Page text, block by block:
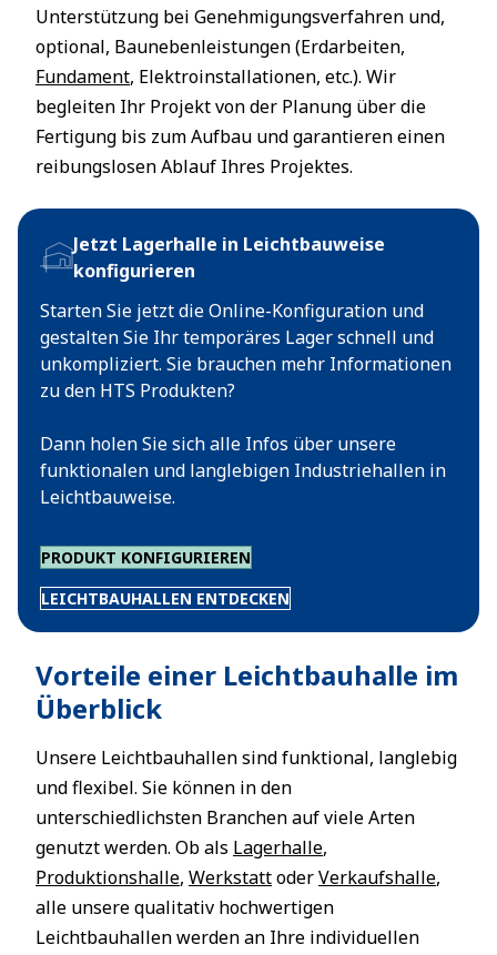
Unterstützung bei Genehmigungsverfahren und,
optional, Baunebenleistungen (Erdarbeiten,
Fundament, Elektroinstallationen, etc.). Wir
begleiten Ihr Projekt von der Planung über die
Fertigung bis zum Aufbau und garantieren einen
reibungslosen Ablauf Ihres Projektes.
Jetzt Lagerhalle in Leichtbauweise
konfigurieren
Starten Sie jetzt die Online-Konfiguration und
gestalten Sie Ihr temporäres Lager schnell und
unkompliziert. Sie brauchen mehr Informationen
zu den HTS Produkten?
Dann holen Sie sich alle Infos über unsere
funktionalen und langlebigen Industriehallen in
Leichtbauweise.
PRODUKT KONFIGURIEREN
LEICHTBAUHALLEN ENTDECKEN
Vorteile einer Leichtbauhalle im
Überblick
Unsere Leichtbauhallen sind funktional, langlebig
und flexibel. Sie können in den
unterschiedlichsten Branchen auf viele Arten
genutzt werden. Ob als Lagerhalle,
Produktionshalle, WerkstattoderVerkaufshalle,
alle unsere qualitativ hochwertigen
Leichtbauhallen werden an Ihre individuellen